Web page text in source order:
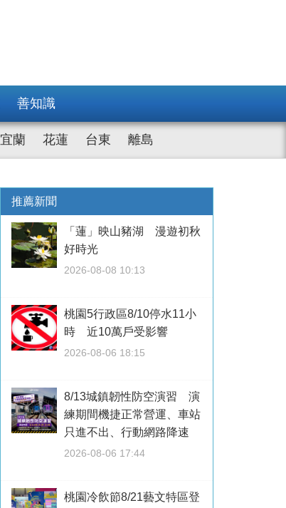
善知識
宜蘭 花蓮 台東 離島
推薦新聞
「蓮」映山豬湖 漫遊初秋
好時光
2026-08-08 10:13
桃園5行政區8/10停水11小
時 近10萬戶受影響
2026-08-06 18:15
8/13城鎮韌性防空演習 演
練期間機捷正常營運、車站
只進不出、行動網路降速
2026-08-06 17:44
桃園冷飲節8/21藝文特區登